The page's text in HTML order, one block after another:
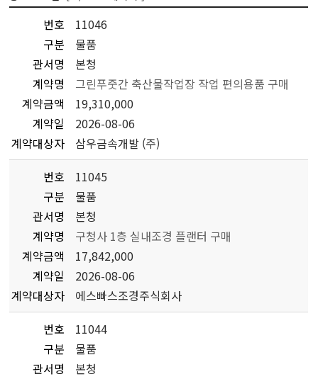
번호
11046
구분
물품
관서명
본청
계약명
그린푸줏간 축산물작업장 작업 편의용품 구매
계약금액
19,310,000
계약일
2026-08-06
계약대상자
삼우금속개발 (주)
번호
11045
구분
물품
관서명
본청
계약명
구청사 1층 실내조경 플랜터 구매
계약금액
17,842,000
계약일
2026-08-06
계약대상자
에스빠스조경주식회사
번호
11044
구분
물품
관서명
본청